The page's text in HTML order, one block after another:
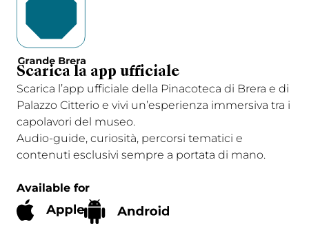
Scarica la app ufficiale
Scarica l’app ufficiale della Pinacoteca di Brera e di
Palazzo Citterio e vivi un’esperienza immersiva tra i
capolavori del museo.
Audio-guide, curiosità, percorsi tematici e
contenuti esclusivi sempre a portata di mano.
Available for